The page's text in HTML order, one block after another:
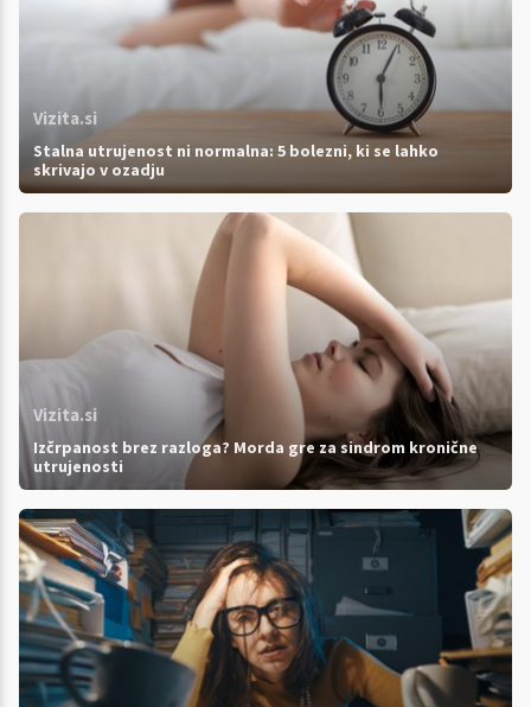
Vizita.si
Stalna utrujenost ni normalna: 5 bolezni, ki se lahko
skrivajo v ozadju
Vizita.si
Izčrpanost brez razloga? Morda gre za sindrom kronične
utrujenosti